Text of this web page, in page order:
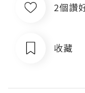
2個讚
收藏